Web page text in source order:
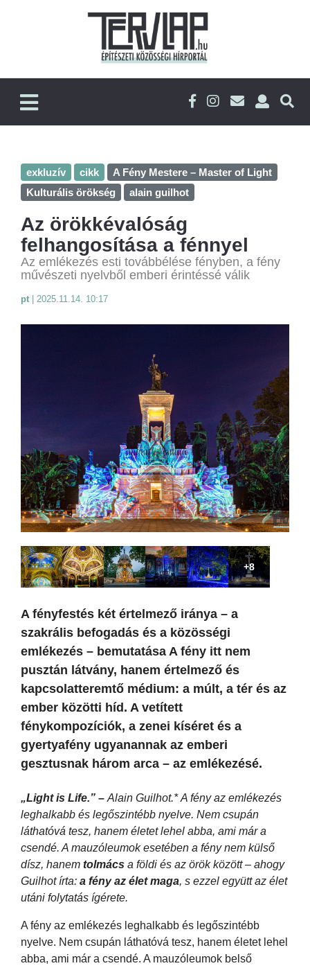
exkluzív cikk
A Fény Mestere – Master of Light
Kulturális örökség
alain guilhot
Az örökkévalóság
felhangosítása a fénnyel
Az emlékezés esti továbbélése fényben, a fény
művészeti nyelvből emberi érintéssé válik
pt 2025.11.14. 10:17
+8
A fényfestés két értelmező iránya – a
szakrális befogadás és a közösségi
emlékezés – bemutatása A fény itt nem
pusztán látvány, hanem értelmező és
kapcsolatteremtő médium: a múlt, a tér és az
ember közötti híd. A vetített
fénykompozíciók, a zenei kíséret és a
gyertyafény ugyanannak az emberi
gesztusnak három arca – az emlékezésé.
„Light is Life.” – Alain Guilhot.* A fény az emlékezés
leghalkabb és legőszintébb nyelve. Nem csupán
láthatóvá tesz, hanem életet lehel abba, ami már a
csendé. A mauzóleumok esetében a fény nem külső
dísz, hanem tolmács a földi és az örök között – ahogy
Guilhot írta: a fény az élet maga, s ezzel együtt az élet
utáni folytatás ígérete.
A fény az emlékezés leghalkabb és legőszintébb
nyelve. Nem csupán láthatóvá tesz, hanem életet lehel
abba, ami már a csendé. A mauzóleumok belső